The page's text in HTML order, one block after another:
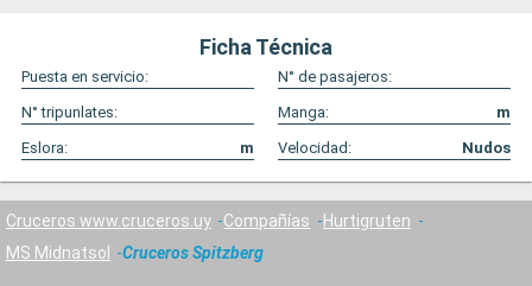
Ficha Técnica
Puesta en servicio:
N° de pasajeros:
N° tripunlates:
Manga:
m
Eslora:
m Velocidad: Nudos
Cruceros www.cruceros.uy Compañías
Hurtigruten
MS Midnatsol
Cruceros Spitzberg